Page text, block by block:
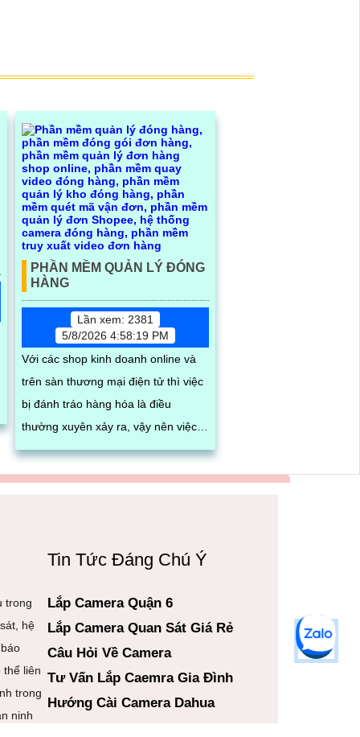
PHẦN MỀM QUẢN LÝ ĐÓNG
HÀNG
Lần xem: 2381
5/8/2026 4:58:19 PM
Với các shop kinh doanh online và
trên sàn thương mại điện tử thì việc
bị đánh tráo hàng hóa là điều
thường xuyên xảy ra, vậy nên việc
sử dụng hệ thống phần mềm quản
lý đơn hàng, nhìn thấy được quá
trong
hệ
thể liên
trong
ninh
Tin Tức Đáng Chú Ý
Lắp Camera Quận 6
Lắp Camera Quan Sát Giá Rẻ
Câu Hỏi Về Camera
Tư Vấn Lắp Caemra Gia Đình
Hướng Cài Camera Dahua